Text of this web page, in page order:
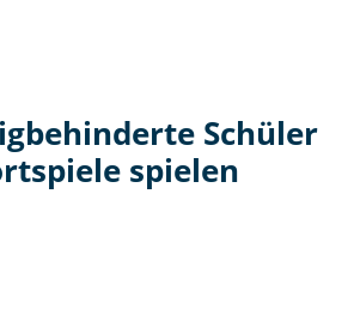
Schüler
spielen